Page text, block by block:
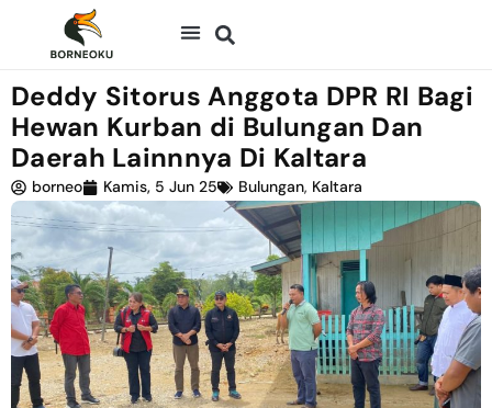
Deddy Sitorus Anggota DPR RI Bagi
Hewan Kurban di Bulungan Dan
Daerah Lainnnya Di Kaltara
borneo Kamis, 5 Jun 25 Bulungan, Kaltara